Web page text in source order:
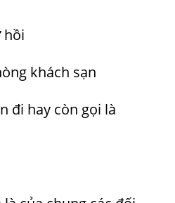
hồi
khách sạn
đi hay còn gọi là